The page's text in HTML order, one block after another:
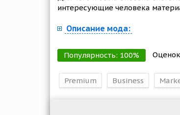
интересующие человека
Описание мода:
Популярность: 100%
Premium Business